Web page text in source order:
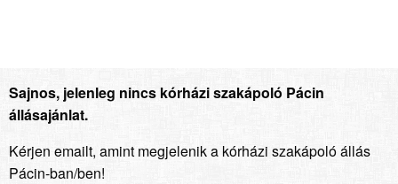
Sajnos, jelenleg nincs kórházi szakápoló Pácin
állásajánlat.
Kérjen emailt, amint megjelenik a kórházi szakápoló állás
Pácin-ban/ben!